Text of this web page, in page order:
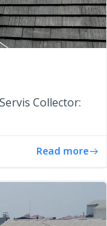
Collector:
Read more